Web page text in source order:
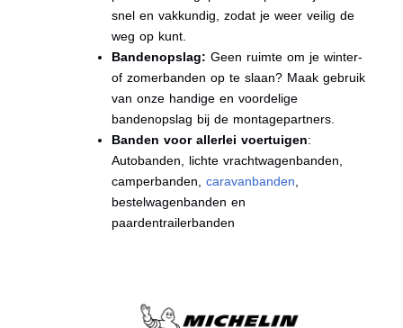
snel en vakkundig, zodat je weer veilig de
weg op kunt.
Bandenopslag: Geen ruimte om je winter-
of zomerbanden op te slaan? Maak gebruik
van onze handige en voordelige
bandenopslag bij de montagepartners.
Banden voor allerlei voertuigen:
Autobanden, lichte vrachtwagenbanden,
camperbanden, caravanbanden,
bestelwagenbanden en
paardentrailerbanden